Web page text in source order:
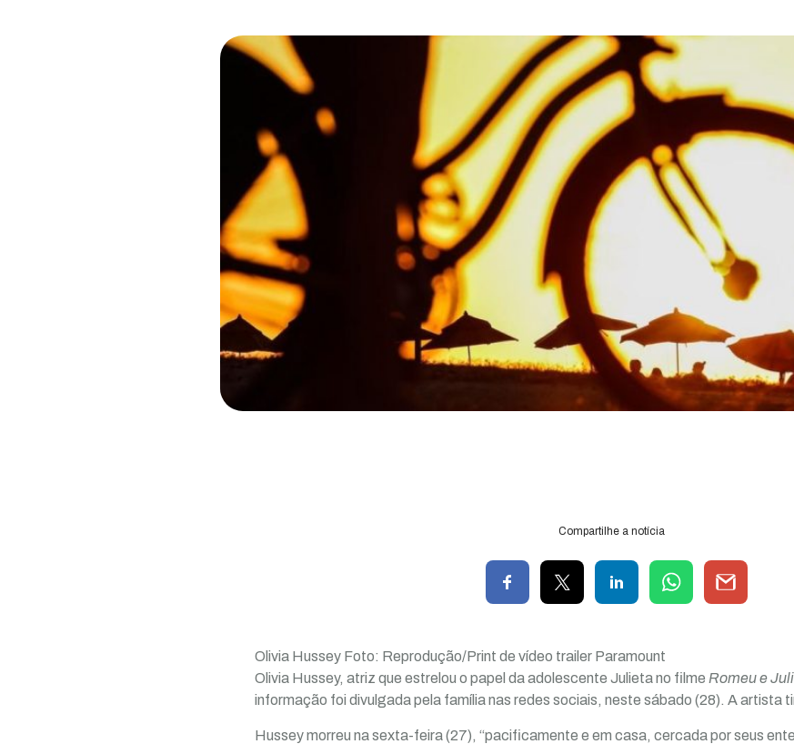
Compartilhe a notícia
Olivia Hussey Foto: Reprodução/Print de vídeo trailer Paramount
Olivia Hussey, atriz que estrelou o papel da adolescente Julieta no filme Romeu e
informação foi divulgada pela família nas redes sociais, neste sábado (28). A artista
Hussey morreu na sexta-feira (27), “pacificamente e em casa, cercada por seus